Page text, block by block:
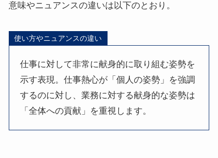
意味やニュアンスの違いは以下のとおり。
使い方やニュアンスの違い
仕事に対して非常に献身的に取り組む姿勢を
示す表現。仕事熱心が「個人の姿勢」を強調
するのに対し、業務に対する献身的な姿勢は
「全体への貢献」を重視します。